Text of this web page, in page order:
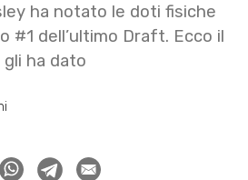
ha notato le doti fisiche
#1 dell’ultimo Draft. Ecco il
ha dato